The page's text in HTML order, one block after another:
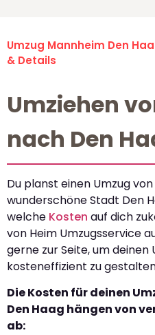
Umzug Mannheim Den
& Details
Umziehen
nach Den
Du planst einen Umzug
wunderschöne Stadt Den
welche Kosten auf dich
von Heim Umzugsservice
gerne zur Seite, um deinen
kosteneffizient zu
Die Kosten für deinen
Den Haag hängen von
ab: